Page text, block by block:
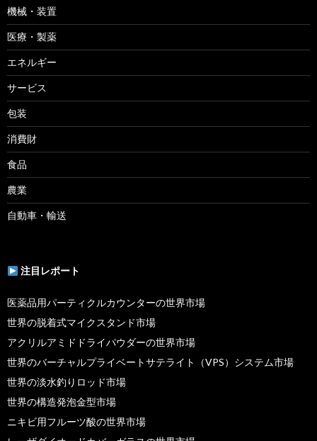
機械・装置
医療・製薬
エネルギー
サービス
包装
消費財
食品
農業
自動車・輸送
注目レポート
医薬品用パーティクルカウンターの世界市場
世界の脱着式マイクスタンド市場
アクリルアミドドライパウダーの世界市場
世界のバーチャルプライベートサテライト（VPS）システム市場
世界の淡水釣りロッド市場
世界の構造発泡金型市場
ニキビ用フルーツ酸の世界市場